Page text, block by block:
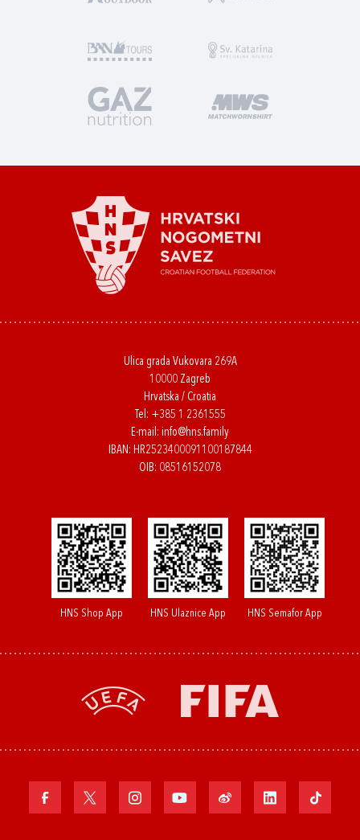
Ulica grada Vukovara 269A
10000 Zagreb
Hrvatska / Croatia
Tel: +385 1 2361555
E-mail: info@hns.family
IBAN: HR2523400091100187844
OIB: 08516152078
HNS Shop App HNS Ulaznice App HNS Semafor App